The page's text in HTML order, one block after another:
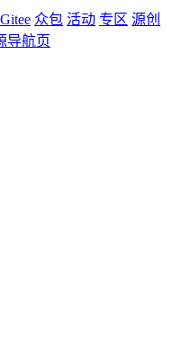
Gitee 众包 活动 专区 源创
导航页